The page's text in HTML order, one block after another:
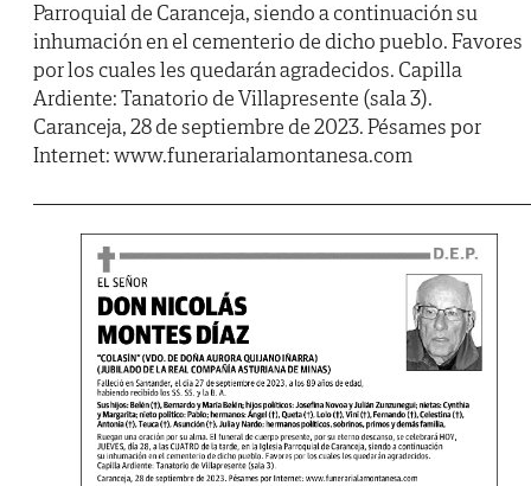
Parroquial de Caranceja, siendo a continuación su
inhumación en el cementerio de dicho pueblo. Favores
por los cuales les quedarán agradecidos. Capilla
Ardiente: Tanatorio de Villapresente (sala 3).
Caranceja, 28 de septiembre de 2023. Pésames por
Internet: www.funerarialamontanesa.com